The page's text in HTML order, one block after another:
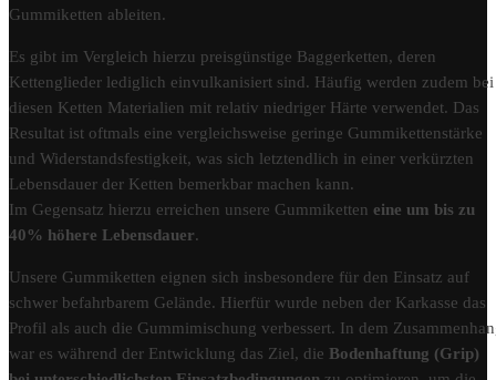
Gummiketten ableiten.
Es gibt im Vergleich hierzu preisgünstige Baggerketten, deren
Kettenglieder lediglich einvulkanisiert sind. Häufig werden zudem bei
diesen Ketten Materialien mit relativ niedriger Härte verwendet. Das
Resultat ist oftmals eine vergleichsweise geringe Gummikettenstärke
und Widerstandsfestigkeit, was sich letztendlich in einer verkürzten
Lebensdauer der Ketten bemerkbar machen kann.
Im Gegensatz hierzu erreichen unsere Gummiketten eine um bis zu
40% höhere Lebensdauer.
Unsere Gummiketten eignen sich insbesondere für den Einsatz auf
schwer befahrbarem Gelände. Hierfür wurde neben der Karkasse das
Profil als auch die Gummimischung verbessert. In dem
war es während der Entwicklung das Ziel, die Bodenhaftung (Grip)